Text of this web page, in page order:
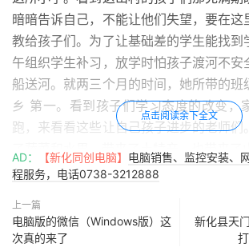
暗暗告诉自己，不能让他们失望，要在这
教给孩子们。为了让基础差的学生能找到
午组织学生补习，放学时怕孩子渡河不安
船送河。就两三个月的时间，她所带的班
乡 第一。看到孩子们学习态度的改变，
跑，来看看这些让自己孩子进步的老师们
了蔬菜和水果，带来了土特产，也带来了
的“特岗教师”，他们都是城里长大的孩子
多不方便的地方。就是平时买菜都必须到
点击阅读余下全文
AD： 【新化同创电脑】 电脑销售、监控安装、
程服务，电话0738-3212888
上一篇
电脑版的微信（Windows版）这
次真的来了
新化县天